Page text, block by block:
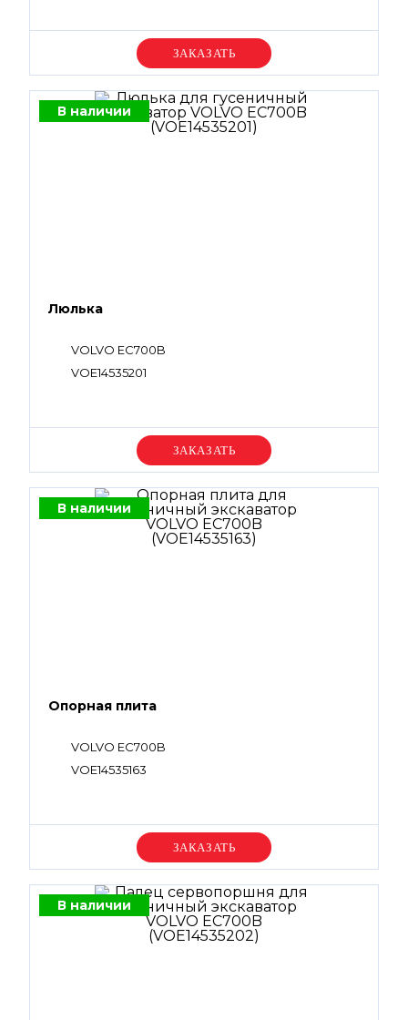
Уточняйте цену
В наличии
Люлька
VOLVO EC700B
VOE14535201
Уточняйте цену
В наличии
Опорная плита
VOLVO EC700B
VOE14535163
Уточняйте цену
В наличии